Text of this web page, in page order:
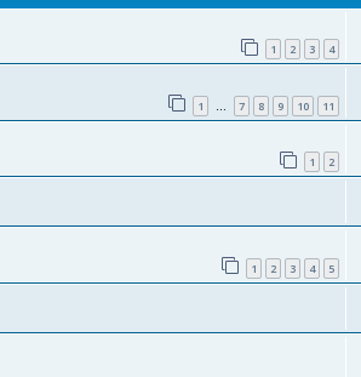
1 2 3 4
1 … 7 8 9 10 11
1 2
1 2 3 4 5